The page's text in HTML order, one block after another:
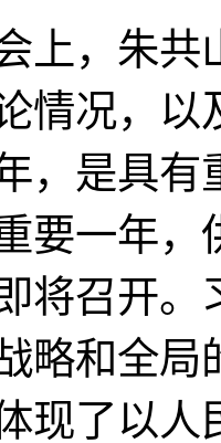
，朱共山
情况，以
，是具
要一年，
将召开。
略和全局
现了以人